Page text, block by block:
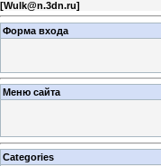
[Wulk@n.3dn.ru]
Форма входа
Меню сайта
Categories